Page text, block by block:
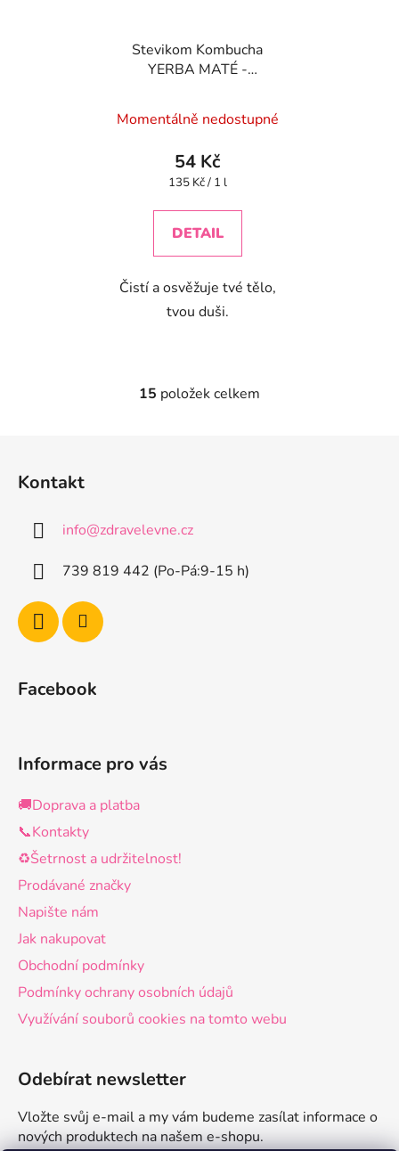
Stevikom Kombucha
YERBA MATÉ -
Momentálně nedostupné
54 Kč
Měrná
135 Kč / 1 l
DETAIL
Čistí a osvěžuje tvé tělo,
tvou duši.
O
p
r
15 položek celkem
Kontakt
info@zdravelevne.cz
739 819 442 (Po-Pá:9-15 h)
Facebook
Informace pro vás
🚚Doprava a platba
📞Kontakty
♻️Šetrnost a udržitelnost!
Prodávané značky
Napište nám
Jak nakupovat
Obchodní podmínky
Podmínky ochrany osobních údajů
Využívání souborů cookies na tomto webu
Odebírat newsletter
Vložte svůj e-mail a my vám budeme zasílat informace o
nových produktech na našem e-shopu.